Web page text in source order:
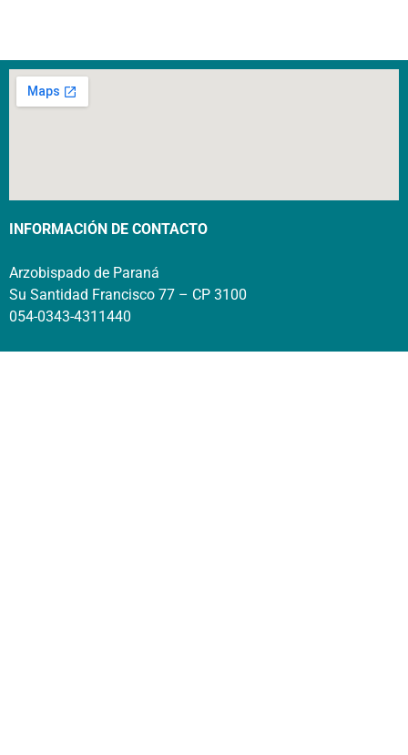
INFORMACIÓN DE CONTACTO
Arzobispado de Paraná
Su Santidad Francisco 77 – CP 3100
054-0343-4311440